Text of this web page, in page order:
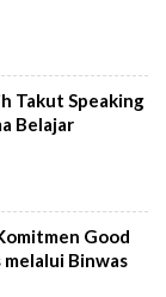
Takut Speaking
Belajar
Good
Binwas